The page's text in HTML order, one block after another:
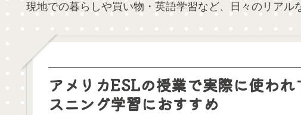
現地での暮らしや買い物・英語学習など、日々のリアル
アメリカESLの授業で実際に使わ
スニング学習におすすめ